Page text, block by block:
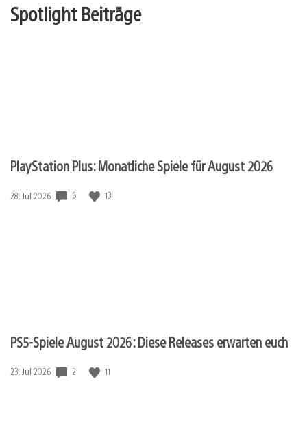
Spotlight Beiträge
PlayStation Plus: Monatliche Spiele für August 2026
Veröffentlichungsdatum:
28. Jul 2026 6 13
PS5-Spiele August 2026: Diese Releases erwarten euch
Veröffentlichungsdatum:
23. Jul 2026 2 11